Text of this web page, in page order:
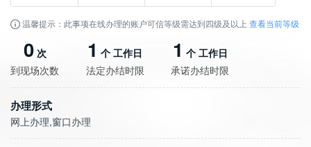
温馨提示：此事项在线办理的账户可信等级需达到四级及以上 查看当前等级
0次
到现场次数
1 个 工作日
法定办结时限
1 个 工作日
承诺办结时限
办理形式
网上办理,窗口办理